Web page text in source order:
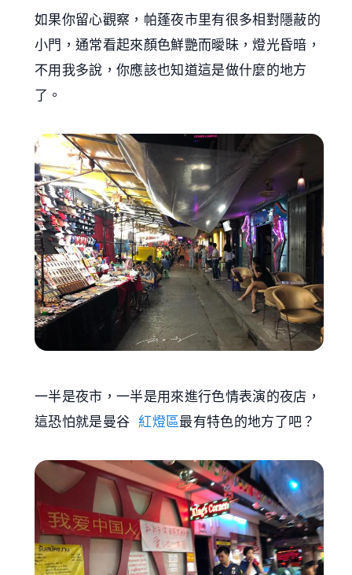
如果你留心觀察，帕蓬夜市里有很多相對隱蔽的
小門，通常看起來顏色鮮艷而曖昧，燈光昏暗，
不用我多說，你應該也知道這是做什麼的地方
了。
一半是夜市，一半是用來進行色情表演的夜店，
這恐怕就是曼谷
紅燈區最有特色的地方了吧？